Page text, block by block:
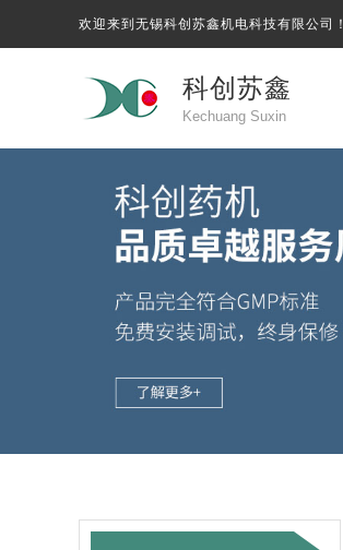
欢迎来到无锡科创苏鑫机电科技有限公司！
科创苏鑫
Kechuang Suxin